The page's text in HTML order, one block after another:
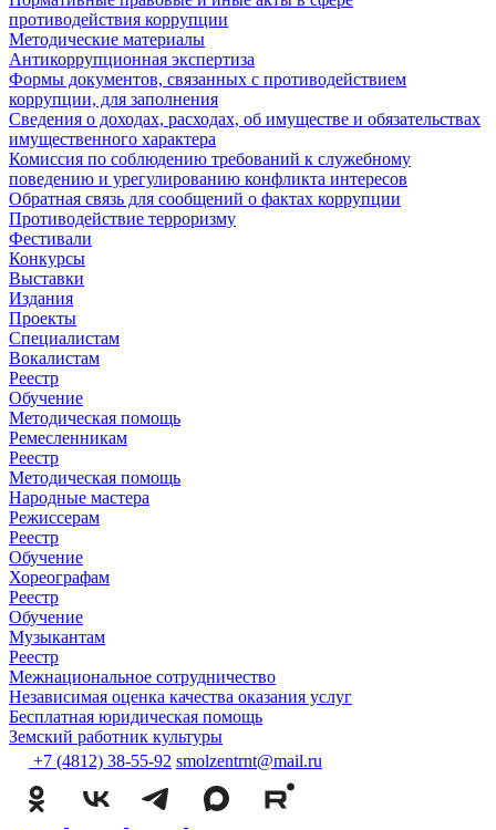
противодействия коррупции
Методические материалы
Антикоррупционная экспертиза
Формы документов, связанных с противодействием
коррупции, для заполнения
Сведения о доходах, расходах, об имуществе и обязательствах
имущественного характера
Комиссия по соблюдению требований к служебному
поведению и урегулированию конфликта интересов
Обратная связь для сообщений о фактах коррупции
Противодействие терроризму
Фестивали
Конкурсы
Выставки
Издания
Проекты
Специалистам
Вокалистам
Реестр
Обучение
Методическая помощь
Ремесленникам
Реестр
Методическая помощь
Народные мастера
Режиссерам
Реестр
Обучение
Хореографам
Реестр
Обучение
Музыкантам
Реестр
Межнациональное сотрудничество
Независимая оценка качества оказания услуг
Бесплатная юридическая помощь
Земский работник культуры
+7 (4812) 38-55-92 smolzentrnt@mail.ru